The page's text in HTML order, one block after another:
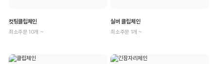
컷팅클립체인
최소주문 10개 ~
실버 클립체인
최소주문 1개 ~